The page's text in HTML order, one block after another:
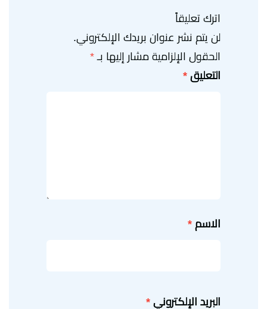
اترك تعليقاً
لن يتم نشر عنوان بريدك الإلكتروني.
الحقول الإلزامية مشار إليها بـ *
التعليق *
الاسم *
البريد الإلكتروني *